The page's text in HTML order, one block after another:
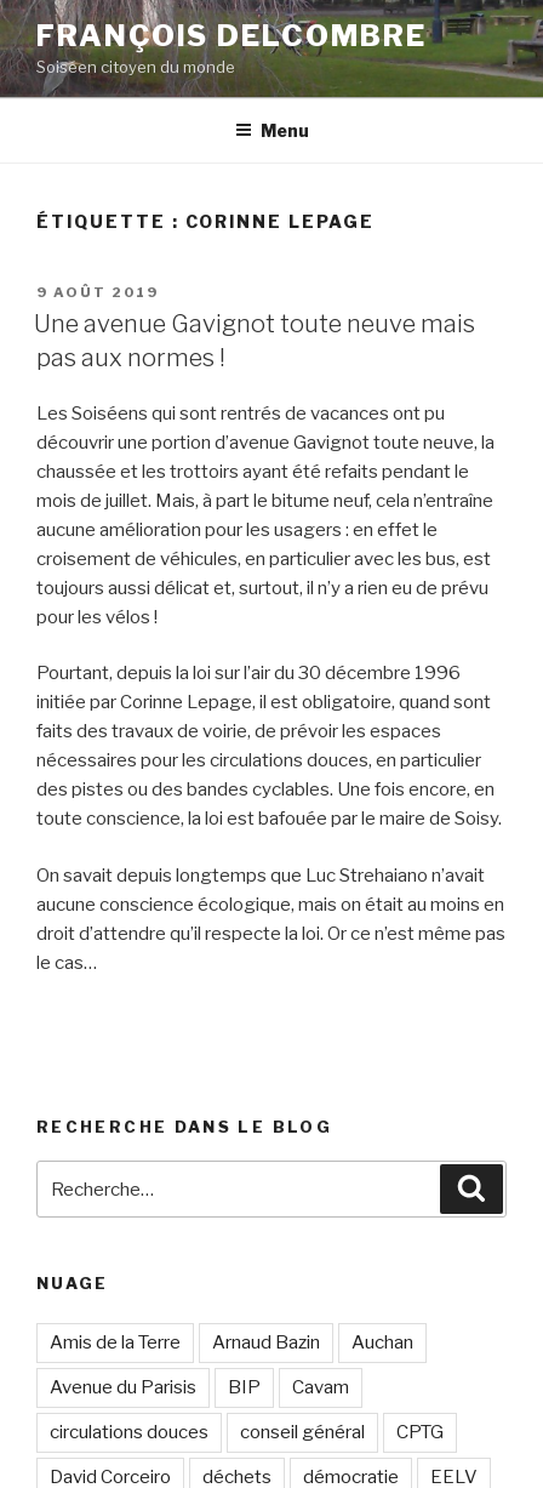
Aller
au
contenu
principal
FRANÇOIS DELCOMBRE
Soiséen citoyen du monde
Menu
ÉTIQUETTE : CORINNE LEPAGE
PUBLIÉ
LE
9 AOÛT 2019
Une avenue Gavignot toute neuve mais
pas aux normes !
Les Soiséens qui sont rentrés de vacances ont pu
découvrir une portion d’avenue Gavignot toute neuve, la
chaussée et les trottoirs ayant été refaits pendant le
mois de juillet. Mais, à part le bitume neuf, cela n’entraîne
aucune amélioration pour les usagers : en effet le
croisement de véhicules, en particulier avec les bus, est
toujours aussi délicat et, surtout, il n’y a rien eu de prévu
pour les vélos !
Pourtant, depuis la loi sur l’air du 30 décembre 1996
initiée par Corinne Lepage, il est obligatoire, quand sont
faits des travaux de voirie, de prévoir les espaces
nécessaires pour les circulations douces, en particulier
des pistes ou des bandes cyclables. Une fois encore, en
toute conscience, la loi est bafouée par le maire de Soisy.
On savait depuis longtemps que Luc Strehaiano n’avait
aucune conscience écologique, mais on était au moins en
droit d’attendre qu’il respecte la loi. Or ce n’est même pas
le cas…
RECHERCHE DANS LE BLOG
NUAGE
Amis de la Terre Arnaud Bazin Auchan
Avenue du Parisis BIP Cavam
circulations douces conseil général CPTG
David Corceiro déchets démocratie EELV